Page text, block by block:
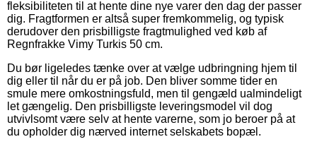
fleksibiliteten til at hente dine nye varer den dag der passer
dig. Fragtformen er altså super fremkommelig, og typisk
derudover den prisbilligste fragtmulighed ved køb af
Regnfrakke Vimy Turkis 50 cm.
Du bør ligeledes tænke over at vælge udbringning hjem til
dig eller til når du er på job. Den bliver somme tider en
smule mere omkostningsfuld, men til gengæld ualmindeligt
let gængelig. Den prisbilligste leveringsmodel vil dog
utvivlsomt være selv at hente varerne, som jo beroer på at
du opholder dig nærved internet selskabets bopæl.